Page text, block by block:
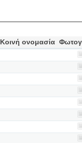
Κοινή ονομασία